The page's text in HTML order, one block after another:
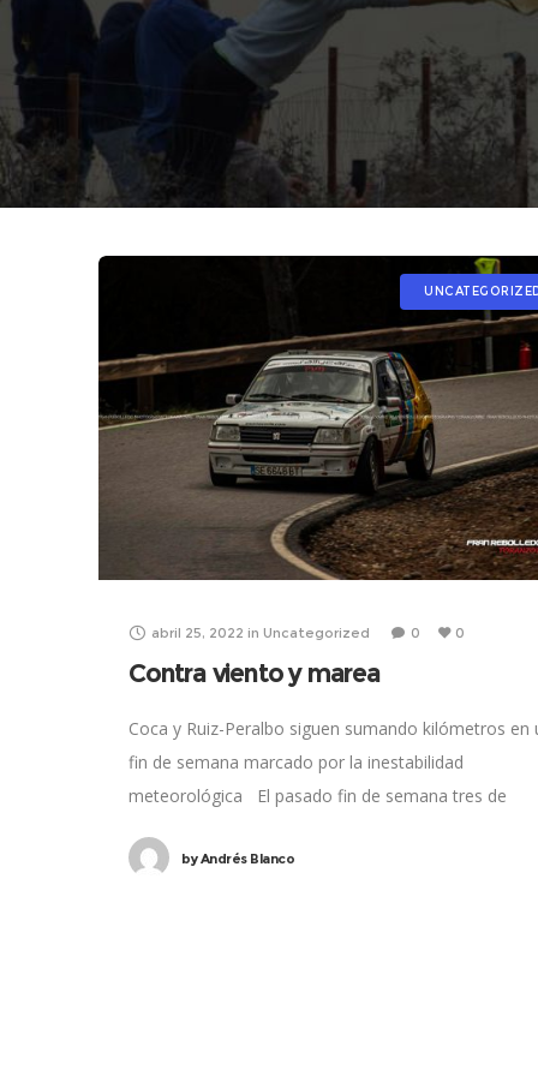
abril 25, 2022 in Uncategorized 0 0
Contra viento y marea
Coca y Ruiz-Peralbo siguen sumando kilómetros en
fin de semana marcado por la inestabilidad
meteorológica El pasado fin de semana tres de
byAndrés Blanco